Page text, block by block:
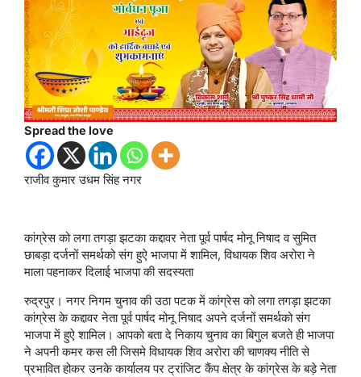
Spread the love
राजीव कुमार उधम सिंह नगर
कांग्रेस को लगा तगड़ा झटका कद्दावर नेता पूर्व पार्षद मोनू निषाद व सुमित
छाबड़ा दर्जनों समर्थको संग हुऐ भाजपा में शामिल, विधायक शिव अरोरा ने
माला पहनाकर दिलाई भाजपा की सदस्यता
रुद्रपुर। नगर निगम चुनाव की उठा पटक में कांग्रेस को लगा तगड़ा झटका
कांग्रेस के कद्दावर नेता पूर्व पार्षद मोनू निषाद अपने दर्जनों समर्थको संग
भाजपा में हुऐ शामिल। आपको बता दे निकाय चुनाव का बिगुल बजते ही भाजपा
ने अपनी कमर कस ली जिसमे विधायक शिव अरोरा की चाणक्य नीति से
प्रभावित होकर उनके कार्यालय पर ट्रांजिट कैंप क्षेत्र के कांग्रेस के बड़े नेता